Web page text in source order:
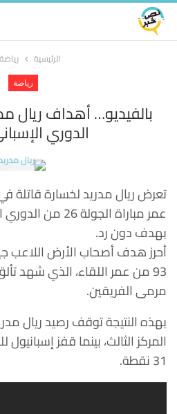
الرئيسية رياضة
رياضة
بالفيديو… أهداف ريال
الدوري الإسباني
تعرض ريال مدريد لخسارة قاتلة
عمر مباراة
بهدف دون رد.
أحرز هدف أصحاب الأرض اللاعب
93 من عمر اللقاء، الذي شهد
مرمى الفريقين.
المركز الثالث، بينما قفز
31 نقطة.